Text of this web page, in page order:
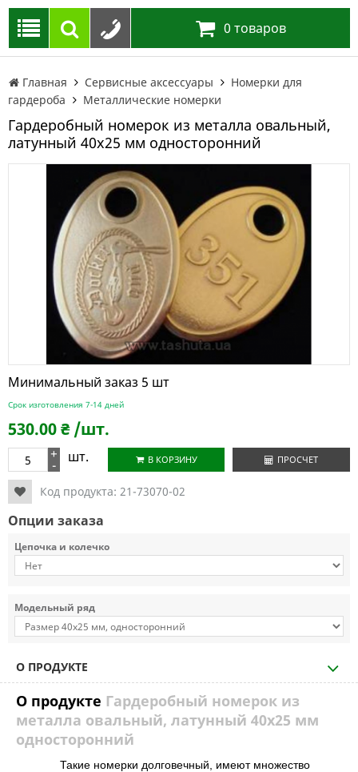
0 товаров
Главная Сервисные аксессуары
Номерки для
гардероба
Металлические номерки
Гардеробный номерок из металла овальный,
латунный 40х25 мм односторонний
Минимальный заказ 5 шт
Срок изготовления 7-14 дней
530.00₴ /шт.
+
- шт. В КОРЗИНУ ПРОСЧЕТ
Код продукта: 21-73070-02
Опции заказа
Цепочка и колечко
Модельный ряд
О ПРОДУКТЕ
О продукте Гардеробный номерок из
металла овальный, латунный 40х25 мм
односторонний
Такие номерки долговечный, имеют множество